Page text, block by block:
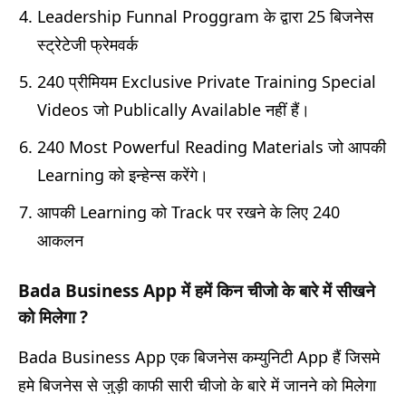
Leadership Funnal Proggram के द्वारा 25 बिजनेस
स्ट्रेटेजी फ्रेमवर्क
240 प्रीमियम Exclusive Private Training Special
Videos जो Publically Available नहीं हैं।
240 Most Powerful Reading Materials जो आपकी
Learning को इन्हेन्स करेंगे।
आपकी Learning को Track पर रखने के लिए 240
आकलन
Bada Business Appमें हमें किन चीजो के बारे में सीखने
को मिलेगा?
Bada Business App एक बिजनेस कम्युनिटी App हैं जिसमे
हमे बिजनेस से जुड़ी काफी सारी चीजो के बारे में जानने को मिलेगा